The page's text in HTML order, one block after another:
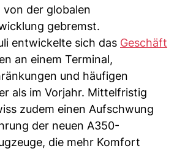
der globalen
gebremst.
entwickelte sich das Geschäft
an einem Terminal,
und häufigen
als im Vorjahr. Mittelfristig
zudem einen Aufschwung
der neuen A350-
die mehr Komfort